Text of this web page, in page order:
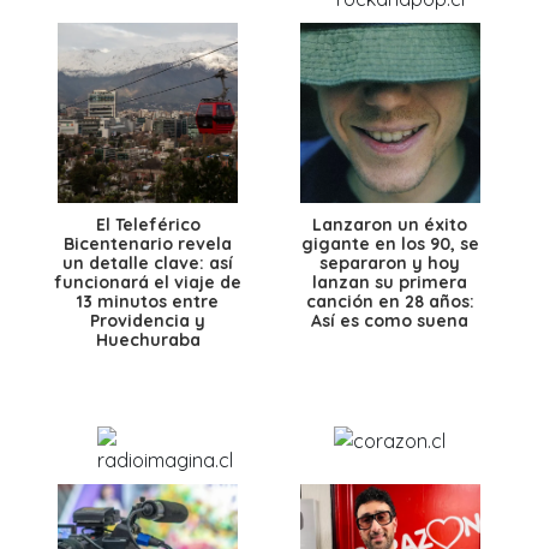
El Teleférico
Bicentenario revela
un detalle clave: así
funcionará el viaje de
13 minutos entre
Providencia y
Huechuraba
Lanzaron un éxito
gigante en los 90, se
separaron y hoy
lanzan su primera
canción en 28 años:
Así es como suena